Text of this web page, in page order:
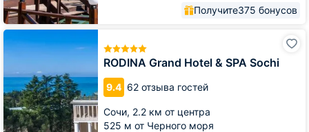
Получите375 бонусов
RODINA Grand Hotel & SPA Sochi
9.4 62 отзыва гостей
Сочи, 2.2 км от центра
525 м от Черного моря
RODINA
Grand
Sochi